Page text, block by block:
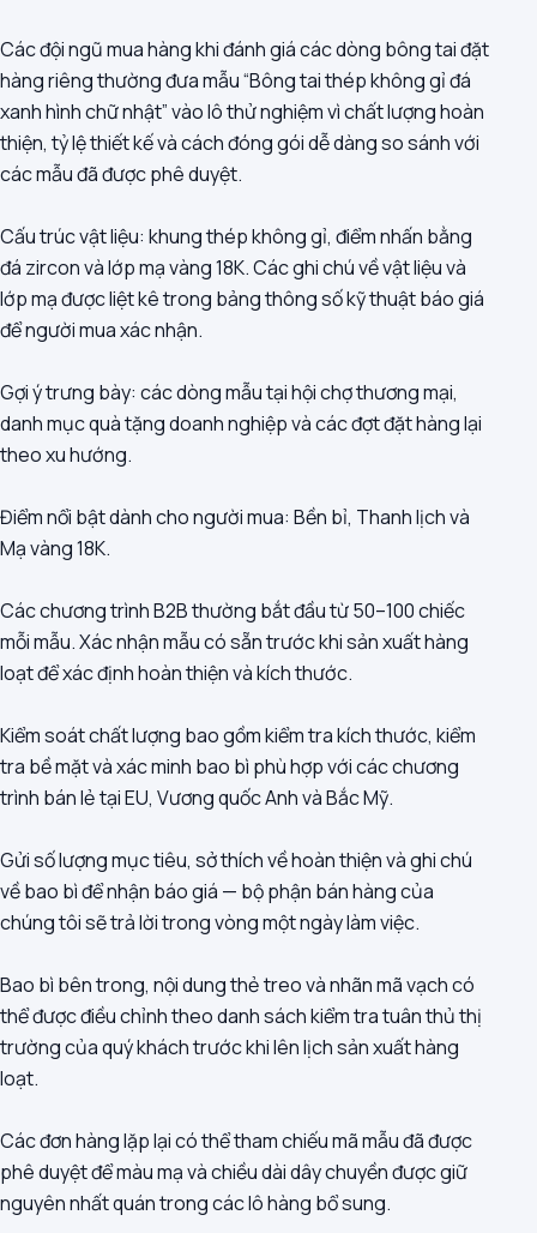
Các đội ngũ mua hàng khi đánh giá các dòng bông tai đặt
hàng riêng thường đưa mẫu “Bông tai thép không gỉ đá
xanh hình chữ nhật” vào lô thử nghiệm vì chất lượng hoàn
thiện, tỷ lệ thiết kế và cách đóng gói dễ dàng so sánh với
các mẫu đã được phê duyệt.
Cấu trúc vật liệu: khung thép không gỉ, điểm nhấn bằng
đá zircon và lớp mạ vàng 18K. Các ghi chú về vật liệu và
lớp mạ được liệt kê trong bảng thông số kỹ thuật báo giá
để người mua xác nhận.
Gợi ý trưng bày: các dòng mẫu tại hội chợ thương mại,
danh mục quà tặng doanh nghiệp và các đợt đặt hàng lại
theo xu hướng.
Điểm nổi bật dành cho người mua: Bền bỉ, Thanh lịch và
Mạ vàng 18K.
Các chương trình B2B thường bắt đầu từ 50–100 chiếc
mỗi mẫu. Xác nhận mẫu có sẵn trước khi sản xuất hàng
loạt để xác định hoàn thiện và kích thước.
Kiểm soát chất lượng bao gồm kiểm tra kích thước, kiểm
tra bề mặt và xác minh bao bì phù hợp với các chương
trình bán lẻ tại EU, Vương quốc Anh và Bắc Mỹ.
Gửi số lượng mục tiêu, sở thích về hoàn thiện và ghi chú
về bao bì để nhận báo giá — bộ phận bán hàng của
chúng tôi sẽ trả lời trong vòng một ngày làm việc.
Bao bì bên trong, nội dung thẻ treo và nhãn mã vạch có
thể được điều chỉnh theo danh sách kiểm tra tuân thủ thị
trường của quý khách trước khi lên lịch sản xuất hàng
loạt.
Các đơn hàng lặp lại có thể tham chiếu mã mẫu đã được
phê duyệt để màu mạ và chiều dài dây chuyền được giữ
nguyên nhất quán trong các lô hàng bổ sung.